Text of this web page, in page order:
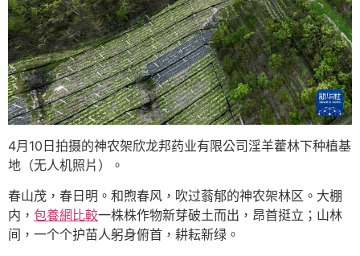
4月10日拍摄的神农架欣龙邦药业有限公司淫羊藿林下种植基
地（无人机照片）。
春山茂，春日明。和煦春风，吹过蓊郁的神农架林区。大棚
内， 包養網比較一株株作物新芽破土而出，昂首挺立；山林
间，一个个护苗人躬身俯首，耕耘新绿。